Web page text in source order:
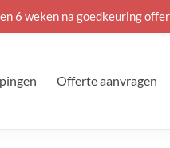
Offerte aanvragen
6 weken na goedkeuring